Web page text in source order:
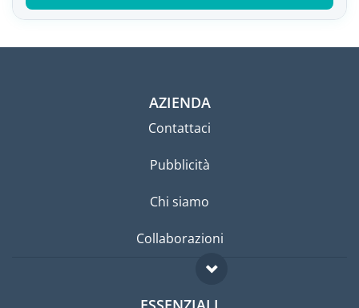
AZIENDA
Contattaci
Pubblicità
Chi siamo
Collaborazioni